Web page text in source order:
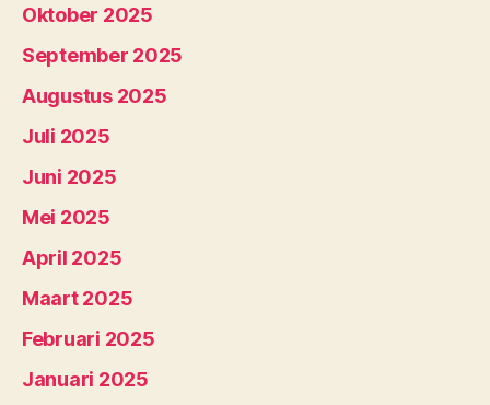
Oktober 2025
September 2025
Augustus 2025
Juli 2025
Juni 2025
Mei 2025
April 2025
Maart 2025
Februari 2025
Januari 2025